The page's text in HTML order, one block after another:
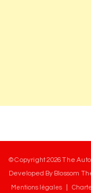
© Copyright 2026The
Developed By Blossom
Mentions légales